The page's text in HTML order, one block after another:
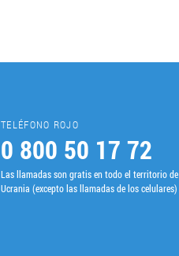
TELÉFONO ROJO
0 800 50 17 72
Las llamadas son gratis en todo el territorio de
Ucrania (excepto las llamadas de los celulares)